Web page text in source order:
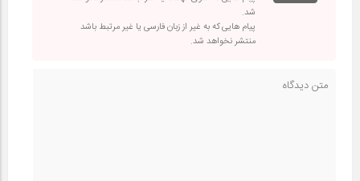
شد.
پیام هایی که به غیر از زبان فارسی یا غیر مرتبط باشد
منتشر نخواهد شد.